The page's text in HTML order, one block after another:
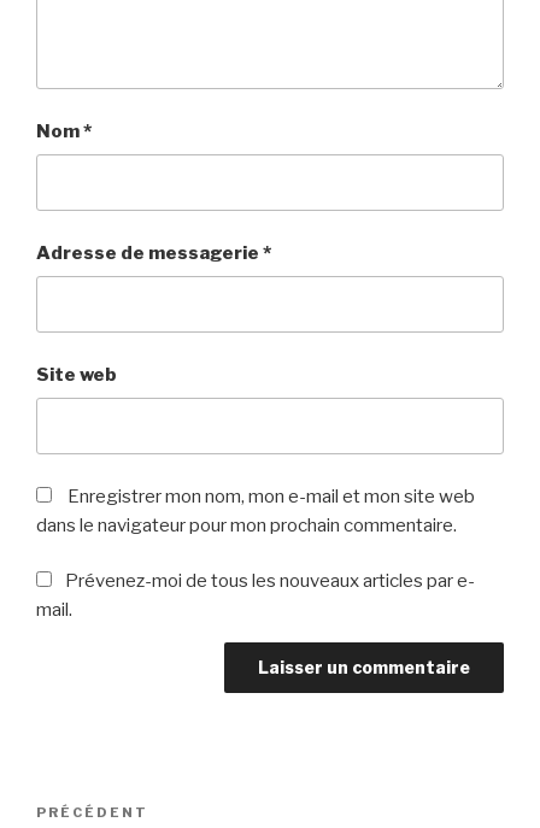
Nom*
Adresse de messagerie *
Site web
Enregistrer mon nom, mon e-mail et mon site web
dans le navigateur pour mon prochain commentaire.
Prévenez-moi de tous les nouveaux articles par e-
mail.
Navigation
Article
PRÉCÉDENT